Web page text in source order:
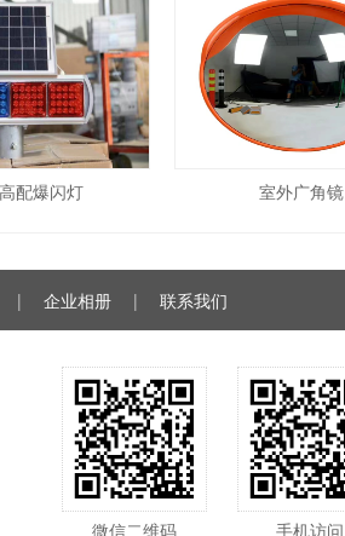
配爆闪灯 室外广角镜
| 企业相册 | 联系我们
微信二维码 手机访问